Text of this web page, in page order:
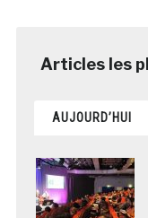
AUJOURD’HUI